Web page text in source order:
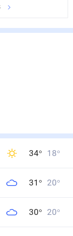
34° 18°
31 ° 20°
30° 20°